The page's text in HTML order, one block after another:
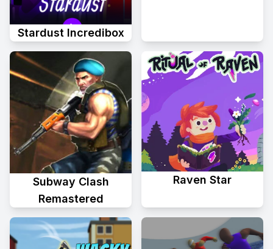
Stardust Incredibox
Subway Clash
Remastered
Raven Star